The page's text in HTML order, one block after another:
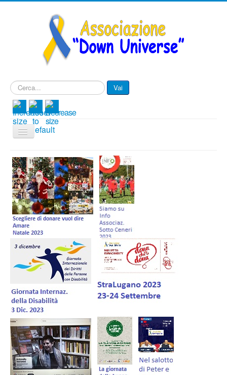
Cerca... Vai
Cambia
navigazione
Menu IT
Associazione
Progetti
Eventi e Novità
Contattaci
Forum IT
Donazioni
Gestione Soci
Negozio
Volontariato